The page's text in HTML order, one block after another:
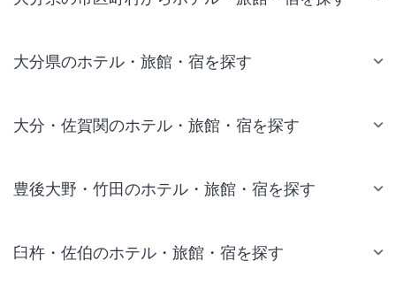
大分県のホテル・旅館・宿を探す
大分・佐賀関のホテル・旅館・宿を探す
豊後大野・竹田のホテル・旅館・宿を探す
臼杵・佐伯のホテル・旅館・宿を探す